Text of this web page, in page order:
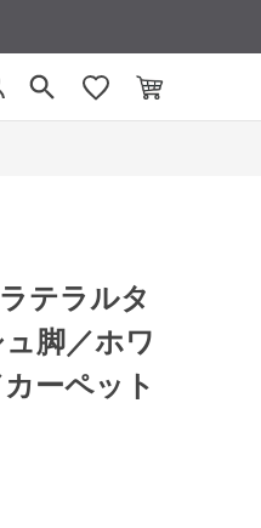
テラルタ
脚／ホワ
ーペット